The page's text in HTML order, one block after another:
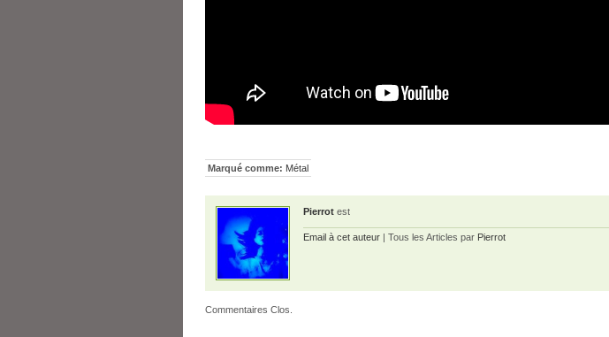
Marqué comme: Métal
Pierrot est
Email à cet auteur | Tous les Articles par Pierrot
Commentaires Clos.